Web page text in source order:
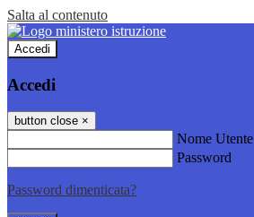
Salta al contenuto
Accedi
Accedi
button close ×
Nome Utente
Password
Password dimenticata?